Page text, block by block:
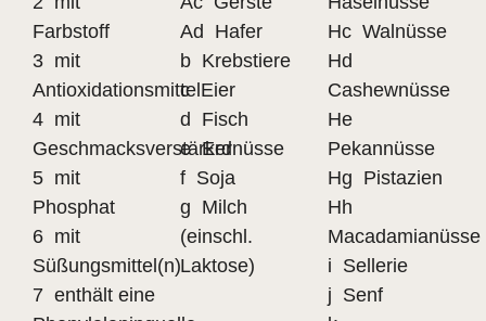
Farbstoff
3 mit
Antioxidationsmittel
4 mit
Geschmacksverstärker
5 mit
Phosphat
6 mit
Süßungsmittel(n)
7 enthält eine
Ad Hafer
b Krebstiere
c Eier
d Fisch
e Erdnüsse
f Soja
g Milch
(einschl.
Laktose)
Hc Walnüsse
Hd
Cashewnüsse
He
Pekannüsse
Hg Pistazien
Hh
Macadamianüsse
i Sellerie
j Senf